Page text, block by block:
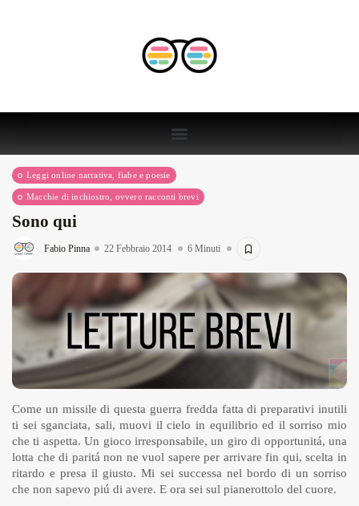
Leggi online narrativa, fiabe e poesie
Macchie di inchiostro, ovvero racconti brevi
Sono qui
Fabio Pinna 22 Febbraio 2014 6 Minuti
Come un missile di questa guerra fredda fatta di preparativi inutili
ti sei sganciata, sali, muovi il cielo in equilibrio ed il sorriso mio
che ti aspetta. Un gioco irresponsabile, un giro di opportunitá, una
lotta che di paritá non ne vuol sapere per arrivare fin qui, scelta in
ritardo e presa il giusto. Mi sei successa nel bordo di un sorriso
che non sapevo piú di avere. E ora sei sul pianerottolo del cuore.